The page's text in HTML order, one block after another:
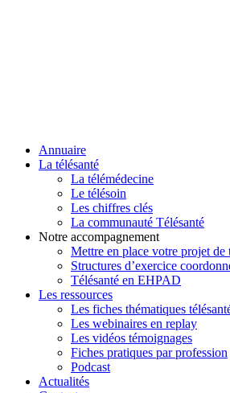
Annuaire
La télésanté
La télémédecine
Le télésoin
Les chiffres clés
La communauté Télésanté
Notre accompagnement
Mettre en place votre projet de
Structures d’exercice
Télésanté en EHPAD
Les ressources
Les fiches thématiques
Les webinaires en replay
Les vidéos témoignages
Fiches pratiques par profession
Podcast
Actualités